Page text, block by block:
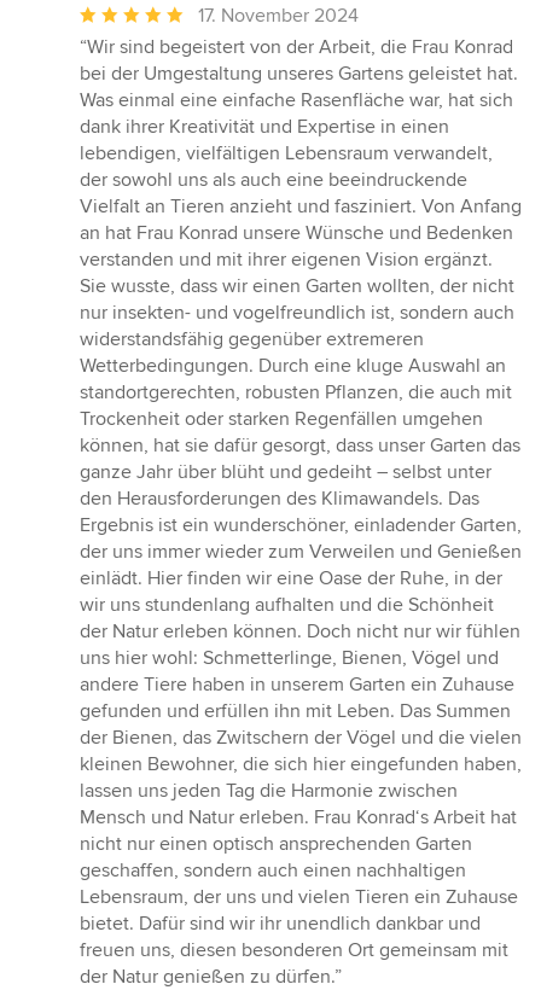
Durchschnittliche
Bewertung:
5
von
5
Sternen
17. November 2024
“Wir sind begeistert von der Arbeit, die Frau Konrad
bei der Umgestaltung unseres Gartens geleistet hat.
Was einmal eine einfache Rasenfläche war, hat sich
dank ihrer Kreativität und Expertise in einen
lebendigen, vielfältigen Lebensraum verwandelt,
der sowohl uns als auch eine beeindruckende
Vielfalt an Tieren anzieht und fasziniert. Von Anfang
an hat Frau Konrad unsere Wünsche und Bedenken
verstanden und mit ihrer eigenen Vision ergänzt.
Sie wusste, dass wir einen Garten wollten, der nicht
nur insekten- und vogelfreundlich ist, sondern auch
widerstandsfähig gegenüber extremeren
Wetterbedingungen. Durch eine kluge Auswahl an
standortgerechten, robusten Pflanzen, die auch mit
Trockenheit oder starken Regenfällen umgehen
können, hat sie dafür gesorgt, dass unser Garten das
ganze Jahr über blüht und gedeiht – selbst unter
den Herausforderungen des Klimawandels. Das
Ergebnis ist ein wunderschöner, einladender Garten,
der uns immer wieder zum Verweilen und Genießen
einlädt. Hier finden wir eine Oase der Ruhe, in der
wir uns stundenlang aufhalten und die Schönheit
der Natur erleben können. Doch nicht nur wir fühlen
uns hier wohl: Schmetterlinge, Bienen, Vögel und
andere Tiere haben in unserem Garten ein Zuhause
gefunden und erfüllen ihn mit Leben. Das Summen
der Bienen, das Zwitschern der Vögel und die vielen
kleinen Bewohner, die sich hier eingefunden haben,
lassen uns jeden Tag die Harmonie zwischen
Mensch und Natur erleben. Frau Konrad‘s Arbeit hat
nicht nur einen optisch ansprechenden Garten
geschaffen, sondern auch einen nachhaltigen
Lebensraum, der uns und vielen Tieren ein Zuhause
bietet. Dafür sind wir ihr unendlich dankbar und
freuen uns, diesen besonderen Ort gemeinsam mit
der Natur genießen zu dürfen.”